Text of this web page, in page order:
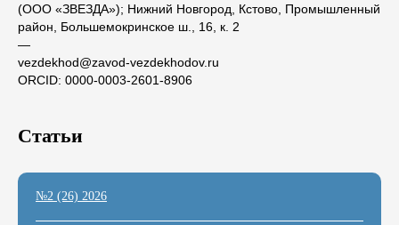
(ООО «ЗВЕЗДА»); Нижний Новгород, Кстово, Промышленный
район, Большемокринское ш., 16, к. 2
―
vezdekhod@zavod-vezdekhodov.ru
ORCID: 0000-0003-2601-8906
Статьи
№2 (26) 2026